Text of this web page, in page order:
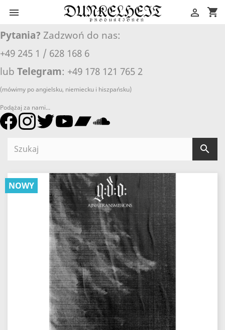
 shopping_cart

Pytania? Zadzwoń do nas:
+49 245 1 / 628 168 6
lub Telegram: +49 178 121 765 2
(mówimy po angielsku, niemiecku i hiszpańsku)
Podążaj za nami...

NOWY